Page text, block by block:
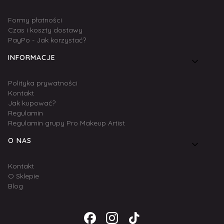
Formy płatności
Czas i koszty dostawy
PayPo - Jak korzystać?
INFORMACJE
Polityka prywatności
Kontakt
Jak kupować?
Regulamin
Regulamin grupy Pro Makeup Artist
O NAS
Kontakt
O Sklepie
Blog